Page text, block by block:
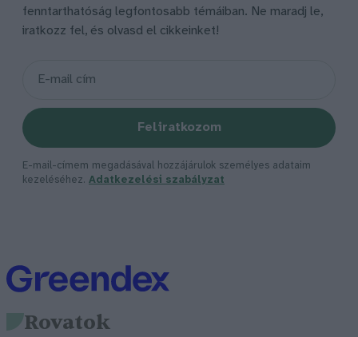
fenntarthatóság legfontosabb témáiban. Ne maradj le,
iratkozz fel, és olvasd el cikkeinket!
Feliratkozom
E-mail-címem megadásával hozzájárulok személyes adataim
kezeléséhez. Adatkezelési szabályzat
Rovatok